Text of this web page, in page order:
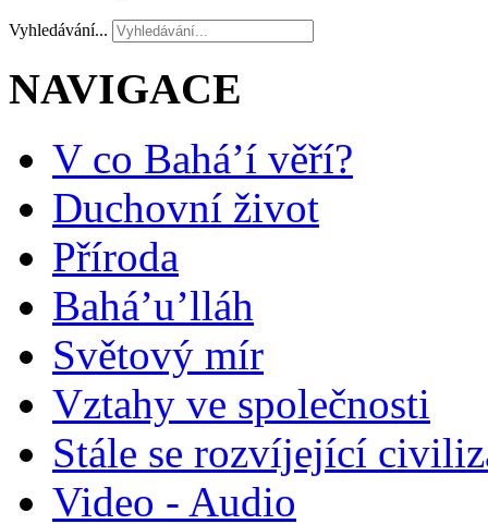
Vyhledávání...
NAVIGACE
V co Bahá’í věří?
Duchovní život
Příroda
Bahá’u’lláh
Světový mír
Vztahy ve společnosti
Stále se rozvíjející
Video - Audio